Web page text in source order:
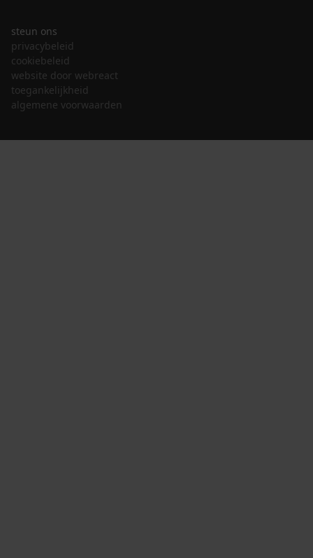
steun ons
privacybeleid
cookiebeleid
website door webreact
toegankelijkheid
algemene voorwaarden